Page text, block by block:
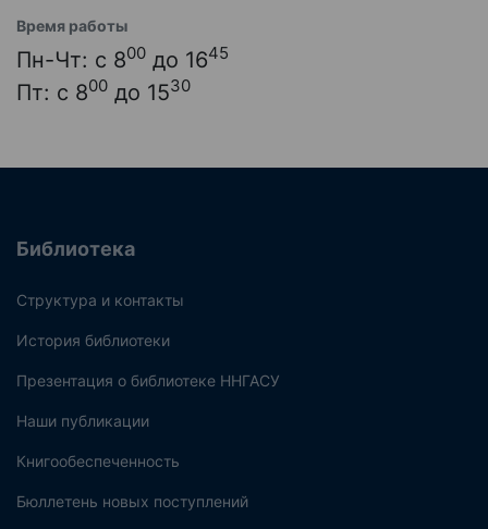
Время работы
Пн-Чт: с 800 до 1645
Пт: с 800 до 1530
Библиотека
Структура и контакты
История библиотеки
Презентация о библиотеке ННГАСУ
Наши публикации
Книгообеспеченность
Бюллетень новых поступлений